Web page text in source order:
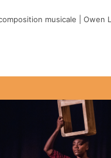
musicale | Owen